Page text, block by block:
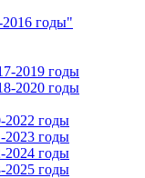
2016 годы"
2019 годы
2020 годы
2022 годы
2023 годы
2024 годы
2025 годы